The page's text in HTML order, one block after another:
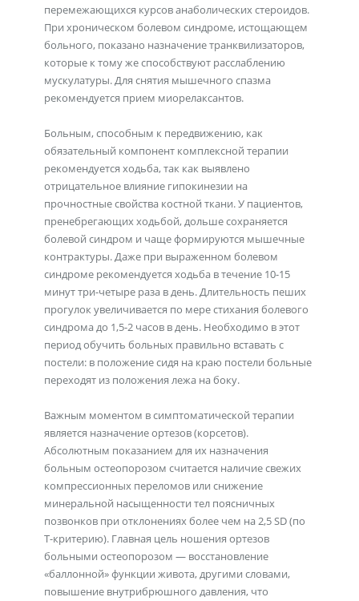
перемежающихся курсов анаболических стероидов.
При хроническом болевом синдроме, истощающем
больного, показано назначение транквилизаторов,
которые к тому же способствуют расслаблению
мускулатуры. Для снятия мышечного спазма
рекомендуется прием миорелаксантов.
Больным, способным к передвижению, как
обязательный компонент комплексной терапии
рекомендуется ходьба, так как выявлено
отрицательное влияние гипокинезии на
прочностные свойства костной ткани. У пациентов,
пренебрегающих ходьбой, дольше сохраняется
болевой синдром и чаще формируются мышечные
контрактуры. Даже при выраженном болевом
синдроме рекомендуется ходьба в течение 10-15
минут три-четыре раза в день. Длительность пеших
прогулок увеличивается по мере стихания болевого
синдрома до 1,5-2 часов в день. Необходимо в этот
период обучить больных правильно вставать с
постели: в положение сидя на краю постели больные
переходят из положения лежа на боку.
Важным моментом в симптоматической терапии
является назначение ортезов (корсетов).
Абсолютным показанием для их назначения
больным остеопорозом считается наличие свежих
компрессионных переломов или снижение
минеральной насыщенности тел поясничных
позвонков при отклонениях более чем на 2,5 SD (по
Т-критерию). Главная цель ношения ортезов
больными остеопорозом — восстановление
«баллонной» функции живота, другими словами,
повышение внутрибрюшного давления, что